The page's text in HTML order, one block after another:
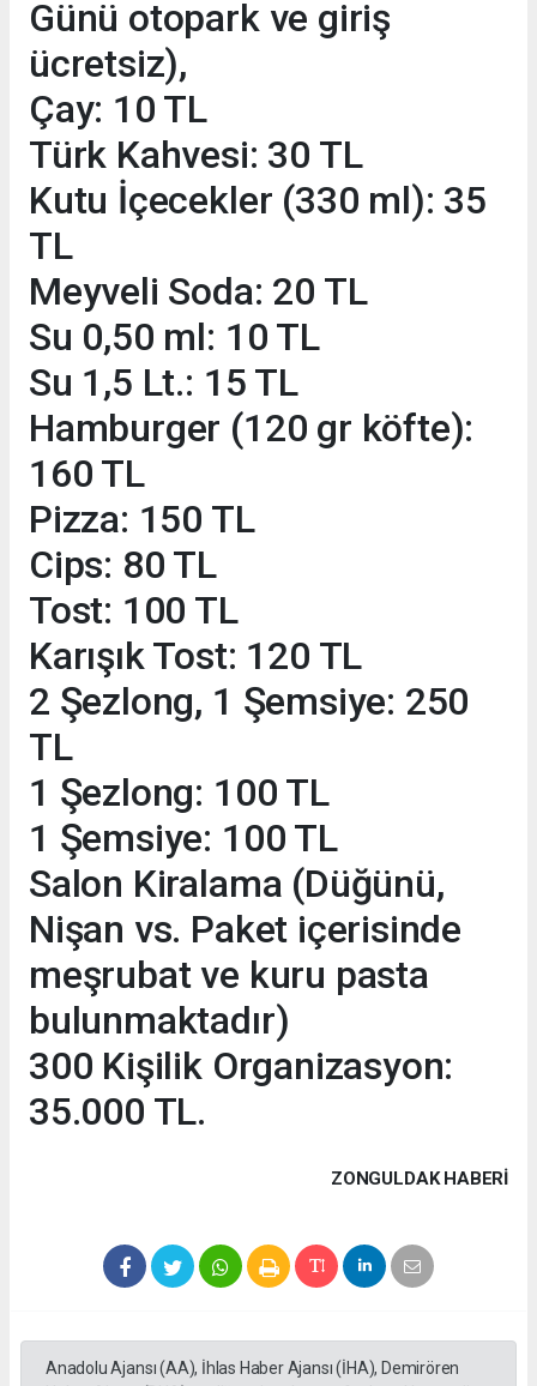
Günü otopark ve giriş
ücretsiz),
Çay: 10 TL
Türk Kahvesi: 30 TL
Kutu İçecekler (330 ml): 35
TL
Meyveli Soda: 20 TL
Su 0,50 ml: 10 TL
Su 1,5 Lt.: 15 TL
Hamburger (120 gr köfte):
160 TL
Pizza: 150 TL
Cips: 80 TL
Tost: 100 TL
Karışık Tost: 120 TL
2 Şezlong, 1 Şemsiye: 250
TL
1 Şezlong: 100 TL
1 Şemsiye: 100 TL
Salon Kiralama (Düğünü,
Nişan vs. Paket içerisinde
meşrubat ve kuru pasta
bulunmaktadır)
300 Kişilik Organizasyon:
35.000 TL.
ZONGULDAK HABERİ
Anadolu Ajansı (AA), İhlas Haber Ajansı (İHA), Demirören